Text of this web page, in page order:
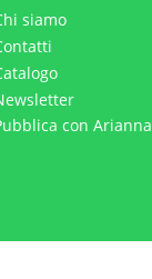
siamo
con Arianna